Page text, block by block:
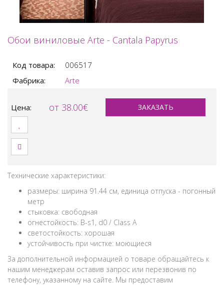
Обои виниловые Arte - Cantala Papyrus
Код товара:
006517
Фабрика:
Arte
Цена: от 38.00€ ЗАКАЗАТЬ
Технические характеристики:
размеры: ширина 91.44 см, единица отпуска - погонный
метр
стыковка: свободная
огнестойкость: B-s1, d0 / Class A
светостойкость: хорошая
устойчивость при чистке: моющиеся
За дополнительной информацией о товаре обращайтесь к
нашим менеджерам оставив запрос или перезвонив по
телефону, указанному на сайте. Мы предоставим